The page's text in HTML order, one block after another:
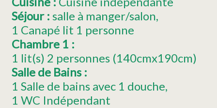
Séjour : salle à manger/salon
1 Canapé lit 1 personne
Chambre 1 :
1 lit(s) 2 personnes (140cmx190cm)
Salle de Bains :
1 Salle de bains avec 1 douche
1 WC Indépendant